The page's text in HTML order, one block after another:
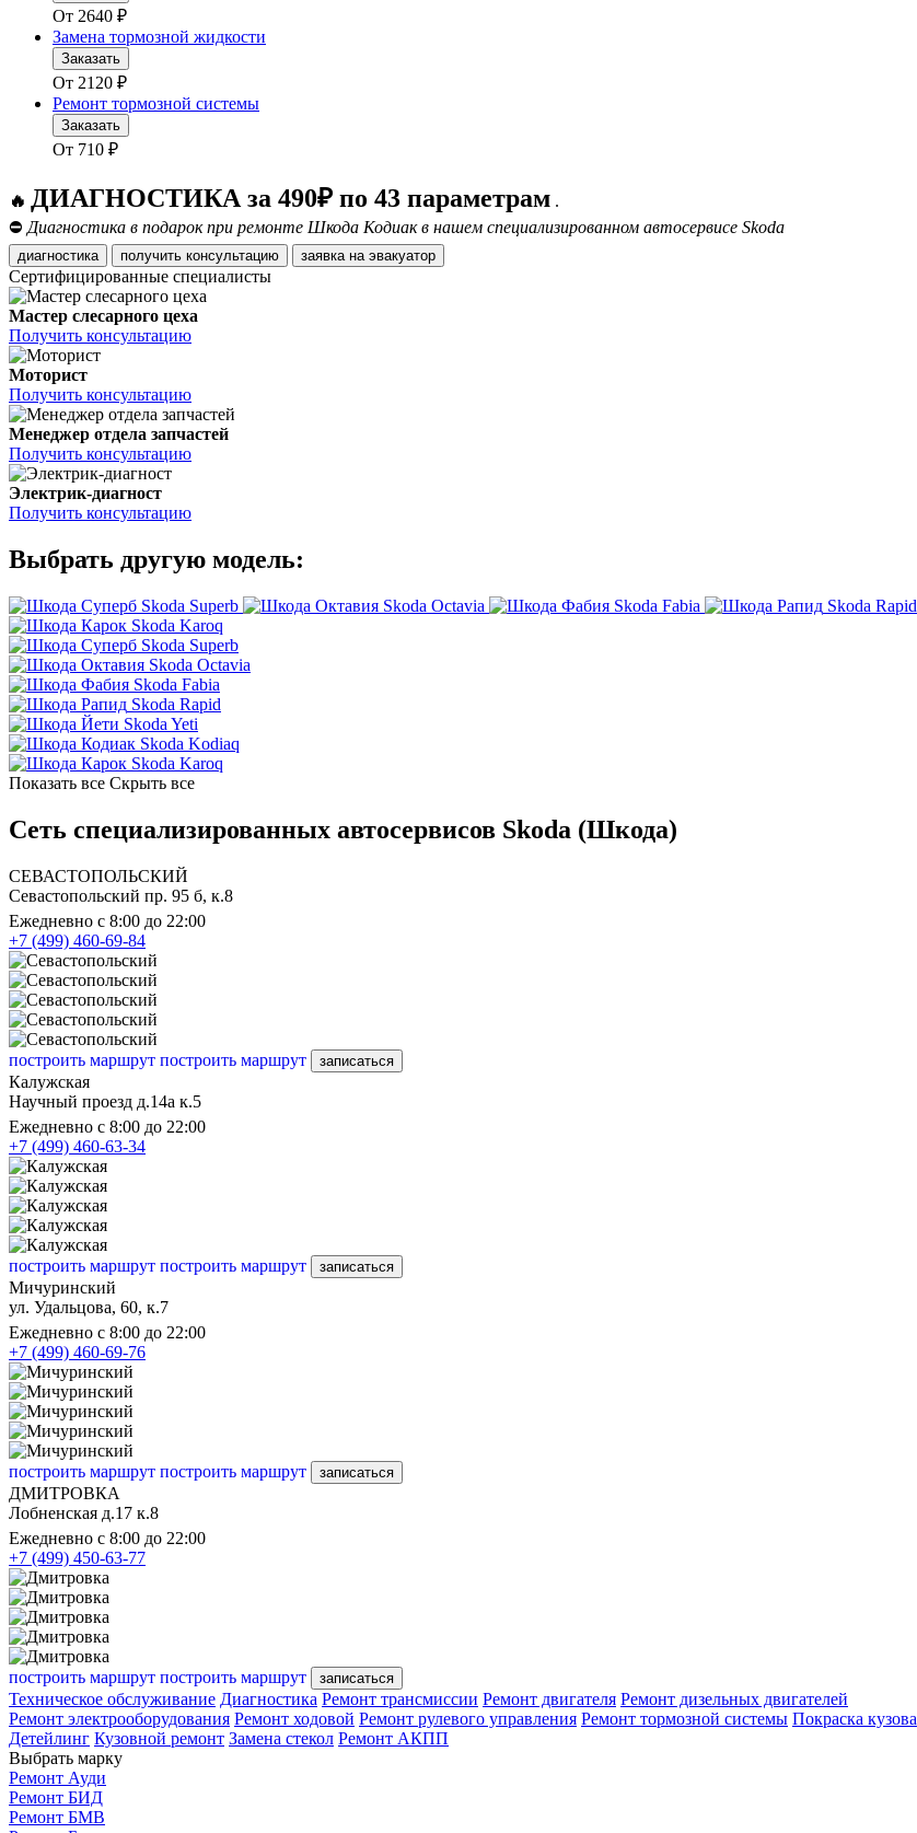
От 2640 ₽
Замена тормозной жидкости
Заказать
От 2120 ₽
Ремонт тормозной системы
Заказать
От 710 ₽
🔥 ДИАГНОСТИКА за 490₽ по 43 параметрам .
⛔ Диагностика в подарок при ремонте Шкода Кодиак в нашем специализированном автосервисе Skoda
диагностика получить консультацию заявка на эвакуатор
Сертифицированные специалисты
Мастер слесарного цеха
Получить консультацию
Моторист
Получить консультацию
Менеджер отдела запчастей
Получить консультацию
Электрик-диагност
Получить консультацию
Выбрать другую модель:
Skoda Superb Skoda Octavia Skoda Fabia Skoda Rapid
Skoda Karoq
Skoda Superb
Skoda Octavia
Skoda Fabia
Skoda Rapid
Skoda Yeti
Skoda Kodiaq
Skoda Karoq
Показать все Скрыть все
Сеть специализированных автосервисов Skoda (Шкода)
СЕВАСТОПОЛЬСКИЙ
Севастопольский пр. 95 б, к.8
Ежедневно с 8:00 до 22:00
+7 (499) 460-69-84
построить маршрут построить маршрут записаться
Калужская
Научный проезд д.14а к.5
Ежедневно с 8:00 до 22:00
+7 (499) 460-63-34
построить маршрут построить маршрут записаться
Мичуринский
ул. Удальцова, 60, к.7
Ежедневно с 8:00 до 22:00
+7 (499) 460-69-76
построить маршрут построить маршрут записаться
ДМИТРОВКА
Лобненская д.17 к.8
Ежедневно с 8:00 до 22:00
+7 (499) 450-63-77
построить маршрут построить маршрут записаться
Техническое обслуживание Диагностика Ремонт трансмиссии Ремонт двигателя Ремонт дизельных двигателей
Ремонт электрооборудования Ремонт ходовой Ремонт рулевого управления Ремонт тормозной системы Покраска кузова
Детейлинг Кузовной ремонт Замена стекол Ремонт АКПП
Выбрать марку
Ремонт Ауди
Ремонт БИД
Ремонт БМВ